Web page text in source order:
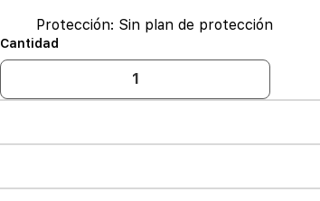
Protección: Sin plan de protección
Cantidad